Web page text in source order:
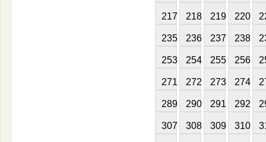
217 218 219 220
235 236 237 238
253 254 255 256
271 272 273 274
289 290 291 292
307 308 309 310